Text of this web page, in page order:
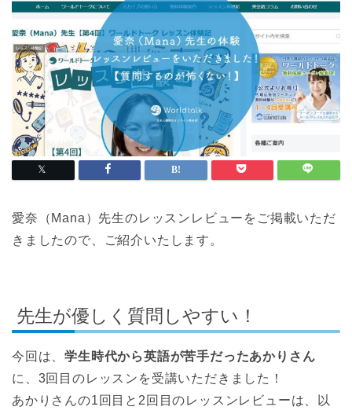
愛奈（Mana）先生のレッスンレビューをご掲載いただ
きましたので、ご紹介いたします。
先生が優しく質問しやすい！
今回は、学生時代から英語が苦手だったあかりさん
に、3回目のレッスンを受講いただきました！
あかりさんの1回目と2回目のレッスンレビューは、以